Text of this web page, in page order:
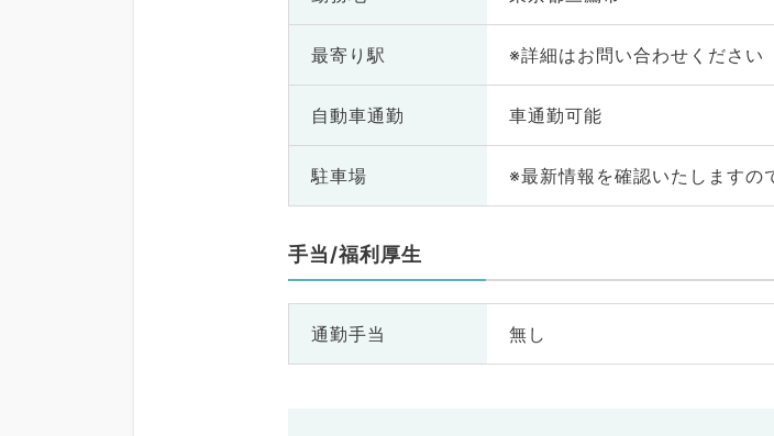
最寄り駅 ※詳細はお問い合わせください
自動車通勤 車通勤可能
駐車場 ※最新情報を確認いたしますの
手当/福利厚生
通勤手当 無し